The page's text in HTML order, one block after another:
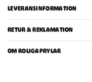
LEVERANSINFORMATION
RETUR & REKLAMATION
OM ROLIGAPRYLAR